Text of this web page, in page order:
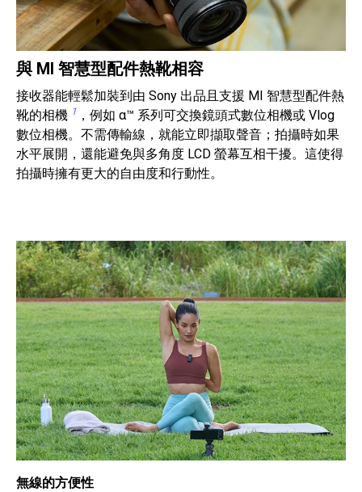
與 MI 智慧型配件熱靴相容
接收器能輕鬆加裝到由 Sony 出品且支援 MI 智慧型配件熱
靴的相機 1 ，例如 α™ 系列可交換鏡頭式數位相機或 Vlog
數位相機。不需傳輸線，就能立即擷取聲音；拍攝時如果
水平展開，還能避免與多角度 LCD 螢幕互相干擾。這使得
拍攝時擁有更大的自由度和行動性。
無線的方便性